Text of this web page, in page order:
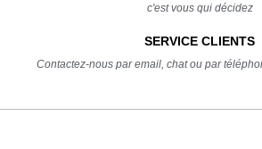
c'est vous qui décidez
SERVICE CLIENTS
Contactez-nous par email, chat ou par